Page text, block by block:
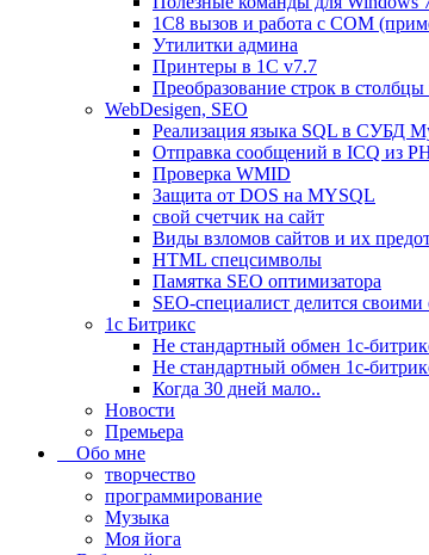
1C8 вызов и работа с COM
Утилитки админа
Принтеры в 1С v7.7
Преобразование строк в столбцы
WebDesigen, SEO
Реализация языка SQL в СУБД
Отправка сообщений в ICQ из
Проверка WMID
Защита от DOS на MYSQL
свой счетчик на сайт
Виды взломов сайтов и их
HTML cпецсимволы
Памятка SEO оптимизатора
SEO-специалист делится своими
1c Битрикс
Не стандартный обмен 1с-
Не стандартный обмен 1с-
Когда 30 дней мало..
Новости
Премьера
Обо мне
творчество
программирование
Музыка
Моя йога